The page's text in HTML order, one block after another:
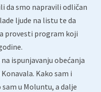
da smo napravili odličan
ljude na listu te da
provesti program koji
ispunjavanju obećanja
Kako sam i
u Moluntu, a dalje